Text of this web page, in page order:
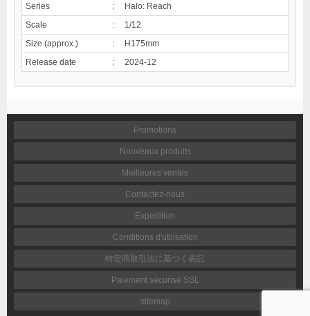
Series
:
Halo: Reach
Scale
:
1/12
Size (approx.)
:
H175mm
Release date
: 2024-12
Promotions
Nouveaux produits
Meilleures ventes
Contactez-nous
Expédition
Conditions d'utilisation
特定商取引法に基づく表記
Paiement sécurisé SSL
sitemap